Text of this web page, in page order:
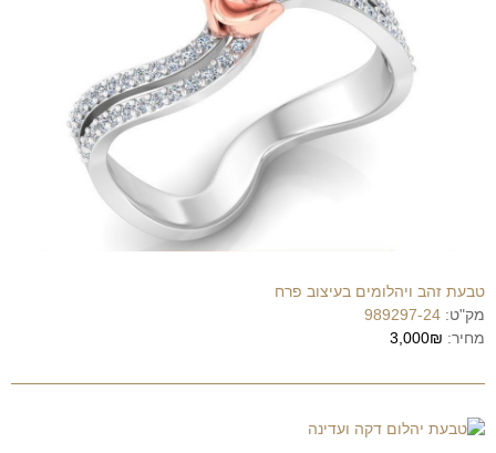
טבעת זהב ויהלומים בעיצוב פרח
מק"ט: 989297-24
מחיר: 3,000₪